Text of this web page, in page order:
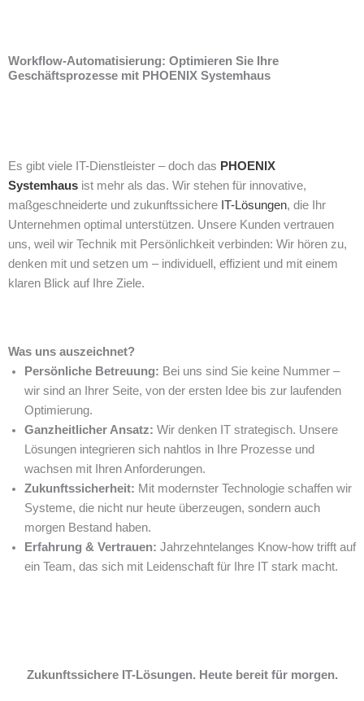
Workflow-Automatisierung: Optimieren Sie Ihre
Geschäftsprozesse mit PHOENIX Systemhaus
Es gibt viele IT-Dienstleister – doch das PHOENIX
Systemhaus ist mehr als das. Wir stehen für innovative,
maßgeschneiderte und zukunftssichere IT-Lösungen, die Ihr
Unternehmen optimal unterstützen. Unsere Kunden vertrauen
uns, weil wir Technik mit Persönlichkeit verbinden: Wir hören zu,
denken mit und setzen um – individuell, effizient und mit einem
klaren Blick auf Ihre Ziele.
Was uns auszeichnet?
Persönliche Betreuung: Bei uns sind Sie keine Nummer –
wir sind an Ihrer Seite, von der ersten Idee bis zur laufenden
Optimierung.
Ganzheitlicher Ansatz: Wir denken IT strategisch. Unsere
Lösungen integrieren sich nahtlos in Ihre Prozesse und
wachsen mit Ihren Anforderungen.
Zukunftssicherheit: Mit modernster Technologie schaffen wir
Systeme, die nicht nur heute überzeugen, sondern auch
morgen Bestand haben.
Erfahrung & Vertrauen: Jahrzehntelanges Know-how trifft auf
ein Team, das sich mit Leidenschaft für Ihre IT stark macht.
Zukunftssichere IT-Lösungen. Heute bereit für morgen.